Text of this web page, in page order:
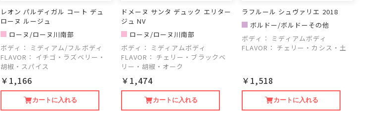
レオン パルディガル コート デュ
ローヌ ルージュ
ローヌ/ローヌ川南部
ボディ：
ミディアム/フルボディ
FLAVOR： イチゴ・ラズベリー・
胡椒・スパイス
￥1,166
カートに入れる
ドメーヌ サンタ デュック エリター
ジュ NV
ローヌ/ローヌ川南部
ボディ：
ミディアムボディ
FLAVOR： チェリー・ブラックベ
リー・胡椒・オーク
￥1,474
カートに入れる
ラフルール シュヴァリエ 2018
ボルドー/ボルドーその他
ボディ：
ミディアムボディ
FLAVOR： チェリー・カシス・土
￥1,518
カートに入れる